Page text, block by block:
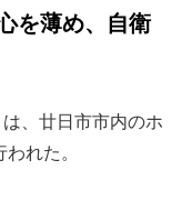
を薄め、自衛
、廿日市市内のホ
れた。